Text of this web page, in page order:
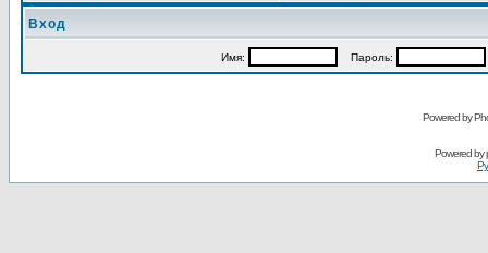
Вход
Имя: Пароль:
Powered by
Powered by